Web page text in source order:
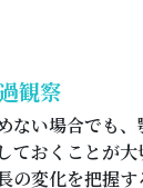
観察
ない場合でも、
ておくことが大
の変化を把握す